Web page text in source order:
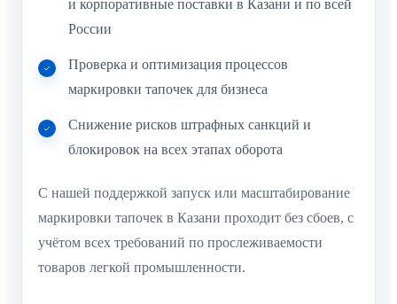
и корпоративные поставки в Казани и по всей
России
Проверка и оптимизация процессов
маркировки тапочек для бизнеса
Снижение рисков штрафных санкций и
блокировок на всех этапах оборота
C нашей поддержкой запуск или масштабирование
маркировки тапочек в Казани проходит без сбоев, с
учётом всех требований по прослеживаемости
товаров легкой промышленности.